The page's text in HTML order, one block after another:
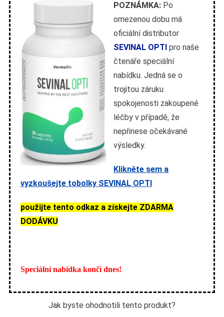
POZNÁMKA:Po
omezenou dobu má
oficiální distributor
SEVINAL OPTIpro naše
čtenáře speciální
nabídku. Jedná se o
trojitou záruku
spokojenosti zakoupené
léčby v případě, že
nepřinese očekávané
výsledky.
Klikněte sem a
vyzkoušejte tobolky SEVINAL OPTI
použijte tento odkaz a získejte ZDARMA
DODÁVKU
Speciální nabídka končí dnes!
Jak byste ohodnotili tento produkt?